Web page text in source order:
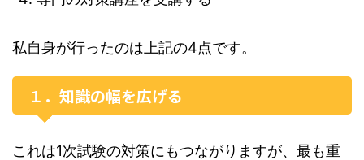
私自身が行ったのは上記の4点です。
１．知識の幅を広げる
これは1次試験の対策にもつながりますが、最も重